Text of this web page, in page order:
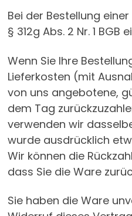
Bei der Bestellung
§ 312g Abs. 2 Nr. 1
Wenn Sie Ihre
Lieferkosten (mit
von uns angebotene,
dem Tag
verwenden wir
wurde ausdrücklich
Wir können die
dass Sie die Ware
Sie haben die Ware